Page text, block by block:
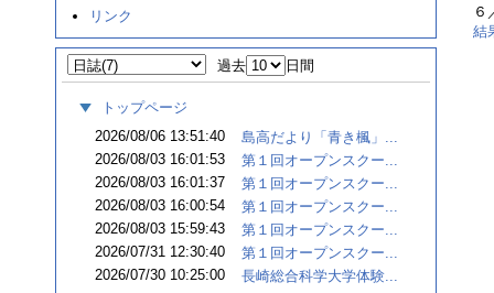
リンク
過去 日間
トップページ
2026/08/06 13:51:40
島高だより「青き楓」...
2026/08/03 16:01:53
第１回オープンスクー...
2026/08/03 16:01:37
第１回オープンスクー...
2026/08/03 16:00:54
第１回オープンスクー...
2026/08/03 15:59:43
第１回オープンスクー...
2026/07/31 12:30:40
第１回オープンスクー...
2026/07/30 10:25:00
長崎総合科学大学体験...
６
結